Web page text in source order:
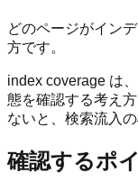
どのページがイン
方です。
index coverage は
態を確認する考え
ないと、検索流入
確認するポ